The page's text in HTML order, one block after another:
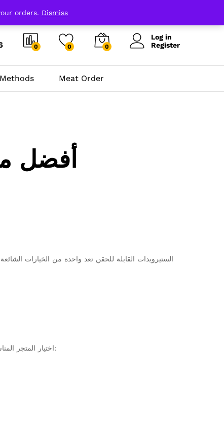
orders. Dismiss
0 0 0
Log in
Register
Meat Order
أفضل
الستيرويدات القابلة للحقن تعد واحدة من الخيارات
اختيار المتجر المناسب يضمن لك الحصول على منتجات ذات جودة عالية وآمنة. إليك بعض النقاط التي يجب مراعاتها عند اختيار متجر للستيرويدات القابلة للحقن: